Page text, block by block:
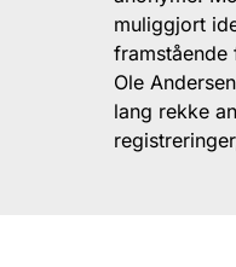
muliggjort
framstående
Ole
lang rekke